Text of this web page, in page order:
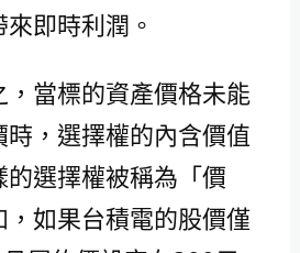
即時利潤。
，當標的資產價格未能
時，選擇權的內含價值
選擇權被稱為「價
，如果台積電的股價僅